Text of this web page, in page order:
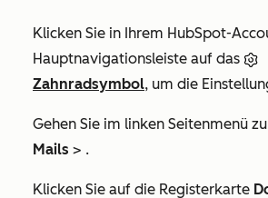
Klicken Sie in Ihrem HubSpot-
Hauptnavigationsleiste auf das
Zahnradsymbol, um die
Gehen Sie im linken Seitenmenü zu
Mails > .
Klicken Sie auf die Registerkarte